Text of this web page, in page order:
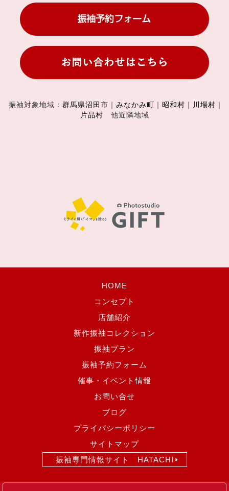
振袖対象地域： 群馬県沼田市 ｜ みなかみ町 ｜ 昭和村 ｜ 川場村 ｜
片品村 他近隣地域
HOME
コンセプト
店舗紹介
新作振袖コレクション
振袖プラン
振袖予約フォーム
催事・イベント情報
お問い合せ
ブログ
プライバシーポリシー
サイトマップ
振袖専門情報サイト HATACHI